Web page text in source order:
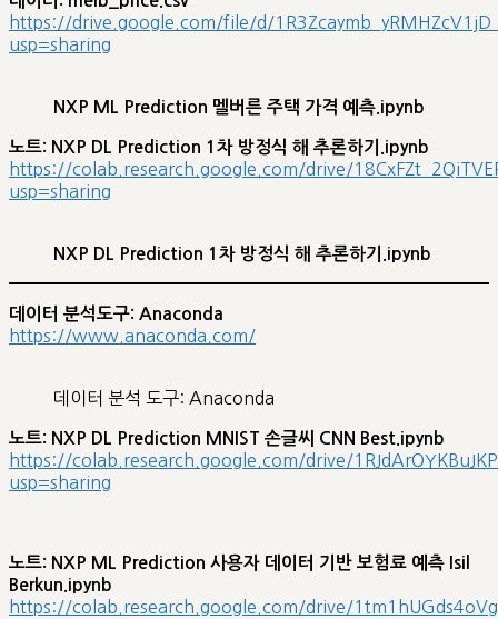
https://drive.google.com/file/d/
usp=sharing
NXP ML Prediction 멜버른 주택 가격 예측.ipynb
노트: NXP DL Prediction 1차 방정식 해 추론하기.ipynb
https://colab.research.google.com/drive/
usp=sharing
NXP DL Prediction 1차 방정식 해 추론하기.ipynb
데이터 분석도구: Anaconda
https://www.anaconda.com/
데이터 분석 도구: Anaconda
노트: NXP DL Prediction MNIST 손글씨 CNN Best.ipynb
https://colab.research.google.com/drive/
usp=sharing
노트: NXP ML Prediction 사용자 데이터 기반 보험료 예측 Isil
Berkun.ipynb
https://colab.research.google.com/drive/